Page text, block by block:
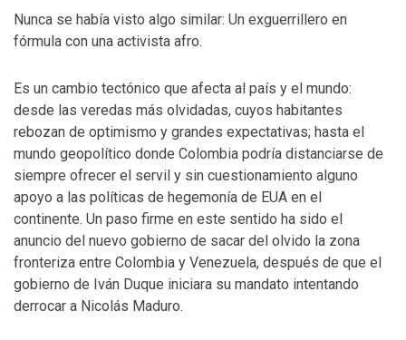
Nunca se había visto algo similar: Un exguerrillero en
fórmula con una activista afro.
Es un cambio tectónico que afecta al país y el mundo:
desde las veredas más olvidadas, cuyos habitantes
rebozan de optimismo y grandes expectativas; hasta el
mundo geopolítico donde Colombia podría distanciarse de
siempre ofrecer el servil y sin cuestionamiento alguno
apoyo a las políticas de hegemonía de EUA en el
continente. Un paso firme en este sentido ha sido el
anuncio del nuevo gobierno de sacar del olvido la zona
fronteriza entre Colombia y Venezuela, después de que el
gobierno de Iván Duque iniciara su mandato intentando
derrocar a Nicolás Maduro.